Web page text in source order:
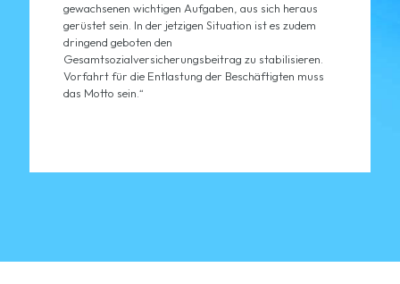
gewachsenen wichtigen Aufgaben, aus sich heraus
gerüstet sein. In der jetzigen Situation ist es zudem
dringend geboten den
Gesamtsozialversicherungsbeitrag zu stabilisieren.
Vorfahrt für die Entlastung der Beschäftigten muss
das Motto sein.“